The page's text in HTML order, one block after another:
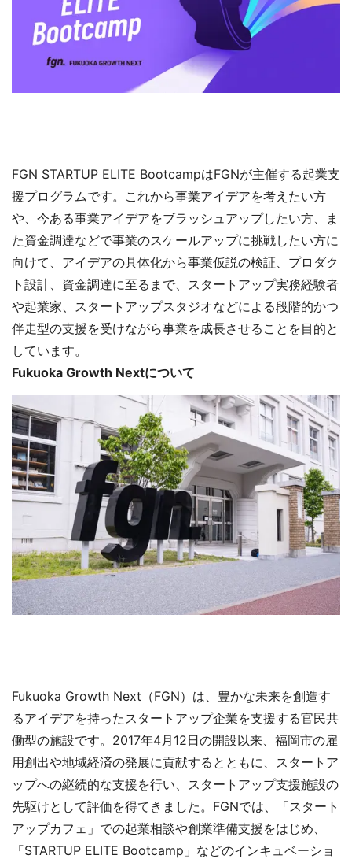
FGN STARTUP ELITE BootcampはFGNが主催する起業支
援プログラムです。これから事業アイデアを考えたい方
や、今ある事業アイデアをブラッシュアップしたい方、ま
た資金調達などで事業のスケールアップに挑戦したい方に
向けて、アイデアの具体化から事業仮説の検証、プロダク
ト設計、資金調達に至るまで、スタートアップ実務経験者
や起業家、スタートアップスタジオなどによる段階的かつ
伴走型の支援を受けながら事業を成長させることを目的と
しています。
Fukuoka Growth Nextについて
Fukuoka Growth Next（FGN）は、豊かな未来を創造す
るアイデアを持ったスタートアップ企業を支援する官民共
働型の施設です。2017年4月12日の開設以来、福岡市の雇
用創出や地域経済の発展に貢献するとともに、スタートア
ップへの継続的な支援を行い、スタートアップ支援施設の
先駆けとして評価を得てきました。FGNでは、「スタート
アップカフェ」での起業相談や創業準備支援をはじめ、
「STARTUP ELITE Bootcamp」などのインキュベーショ